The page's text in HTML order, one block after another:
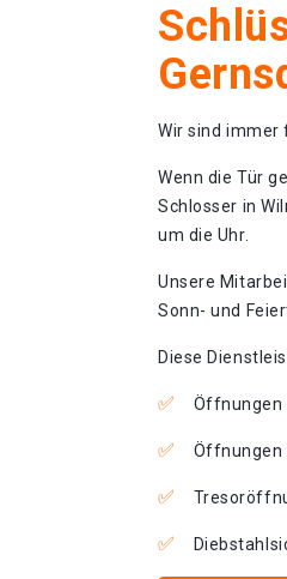
Wir sind immer
Wenn die Tür
Schlosser in
um die Uhr.
Unsere
Sonn- und
Diese
Öffnungen
Öffnungen